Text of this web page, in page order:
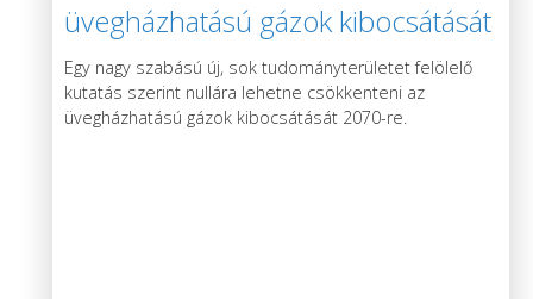
üvegházhatású gázok kibocsátását
2070-re egy új kutatás szerint
Egy nagy szabású új, sok tudományterületet felölelő
kutatás szerint nullára lehetne csökkenteni az
üvegházhatású gázok kibocsátását 2070-re.